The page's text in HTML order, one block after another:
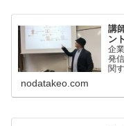
講
ン
企
発
関
nodatakeo.com